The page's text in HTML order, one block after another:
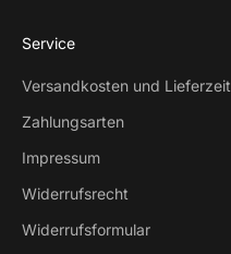
Service
Versandkosten und Lieferzeit
Zahlungsarten
Impressum
Widerrufsrecht
Widerrufsformular